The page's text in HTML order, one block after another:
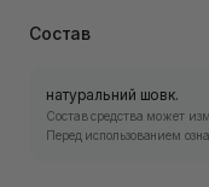
Состав
натуральний шовк.
Состав средства может
Перед использованием